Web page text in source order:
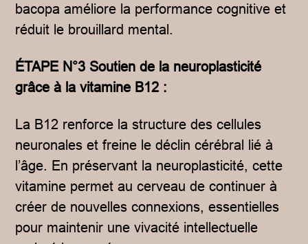
bacopa améliore la performance cognitive et
réduit le brouillard mental.
ÉTAPE N°3 Soutien de la neuroplasticité
grâce à la vitamine B12 :
La B12 renforce la structure des cellules
neuronales et freine le déclin cérébral lié à
l’âge. En préservant la neuroplasticité, cette
vitamine permet au cerveau de continuer à
créer de nouvelles connexions, essentielles
pour maintenir une vivacité intellectuelle